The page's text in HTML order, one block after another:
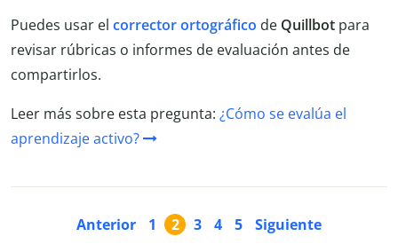
Puedes usar el corrector ortográfico de Quillbot para
revisar rúbricas o informes de evaluación antes de
compartirlos.
Leer más sobre esta pregunta: ¿Cómo se evalúa el
aprendizaje activo?
Anterior 1 2 3 4 5 Siguiente